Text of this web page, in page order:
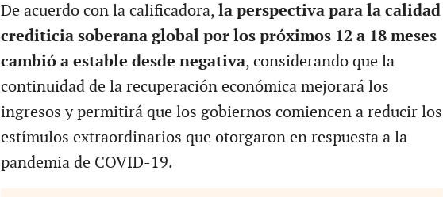
De acuerdo con la calificadora, la perspectiva para la calidad
crediticia soberana global por los próximos 12 a 18 meses
cambió a estable desde negativa, considerando que la
continuidad de la recuperación económica mejorará los
ingresos y permitirá que los gobiernos comiencen a reducir los
estímulos extraordinarios que otorgaron en respuesta a la
pandemia de COVID-19.